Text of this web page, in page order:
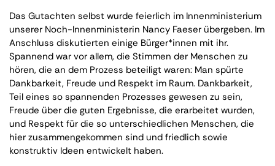
Das Gutachten selbst wurde feierlich im Innenministerium
unserer Noch-Innenministerin Nancy Faeser übergeben. Im
Anschluss diskutierten einige Bürger*innen mit ihr.
Spannend war vor allem, die Stimmen der Menschen zu
hören, die an dem Prozess beteiligt waren: Man spürte
Dankbarkeit, Freude und Respekt im Raum. Dankbarkeit,
Teil eines so spannenden Prozesses gewesen zu sein,
Freude über die guten Ergebnisse, die erarbeitet wurden,
und Respekt für die so unterschiedlichen Menschen, die
hier zusammengekommen sind und friedlich sowie
konstruktiv Ideen entwickelt haben.